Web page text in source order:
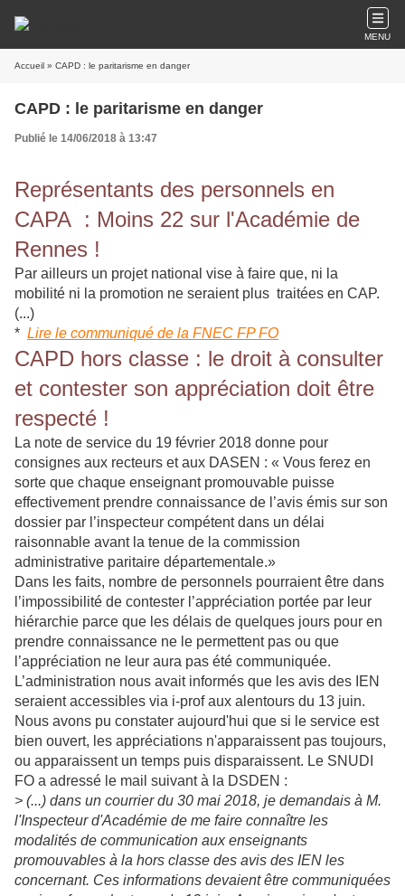
MENU
Accueil » CAPD : le paritarisme en danger
CAPD : le paritarisme en danger
Publié le 14/06/2018 à 13:47
Représentants des personnels en
CAPA : Moins 22 sur l'Académie de
Rennes !
Par ailleurs un projet national vise à faire que, ni la
mobilité ni la promotion ne seraient plus traitées en CAP.
(...)
* Lire le communiqué de la FNEC FP FO
CAPD hors classe : le droit à consulter
et contester son appréciation doit être
respecté !
La note de service du 19 février 2018 donne pour
consignes aux recteurs et aux DASEN : « Vous ferez en
sorte que chaque enseignant promouvable puisse
effectivement prendre connaissance de l’avis émis sur son
dossier par l’inspecteur compétent dans un délai
raisonnable avant la tenue de la commission
administrative paritaire départementale.»
Dans les faits, nombre de personnels pourraient être dans
l’impossibilité de contester l’appréciation portée par leur
hiérarchie parce que les délais de quelques jours pour en
prendre connaissance ne le permettent pas ou que
l’appréciation ne leur aura pas été communiquée.
L’administration nous avait informés que les avis des IEN
seraient accessibles via i-prof aux alentours du 13 juin.
Nous avons pu constater aujourd'hui que si le service est
bien ouvert, les appréciations n'apparaissent pas toujours,
ou apparaissent un temps puis disparaissent. Le SNUDI
FO a adressé le mail suivant à la DSDEN :
> (...) dans un courrier du 30 mai 2018, je demandais à M.
l'Inspecteur d'Académie de me faire connaître les
modalités de communication aux enseignants
promouvables à la hors classe des avis des IEN les
concernant. Ces informations devaient être communiquées